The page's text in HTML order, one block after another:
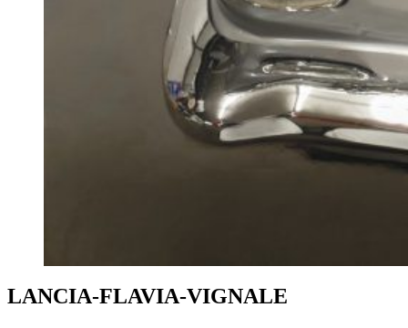
LANCIA-FLAVIA-VIGNALE